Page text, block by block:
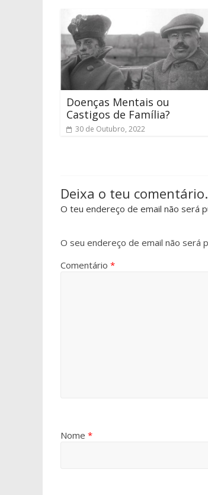
Doenças Mentais ou
Castigos de Família?
30 de Outubro, 2022
Deixa o teu comentário.
O teu endereço de email não será
O seu endereço de email não será
Comentário *
Nome *